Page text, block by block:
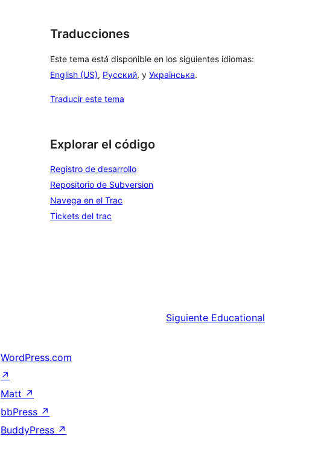
Traducciones
Este tema está disponible en los siguientes idiomas:
English (US), Русский, y Українська.
Traducir este tema
Explorar el código
Registro de desarrollo
Repositorio de Subversion
Navega en el Trac
Tickets del trac
Siguiente Educational
WordPress.com
↗
Matt ↗
bbPress ↗
BuddyPress ↗